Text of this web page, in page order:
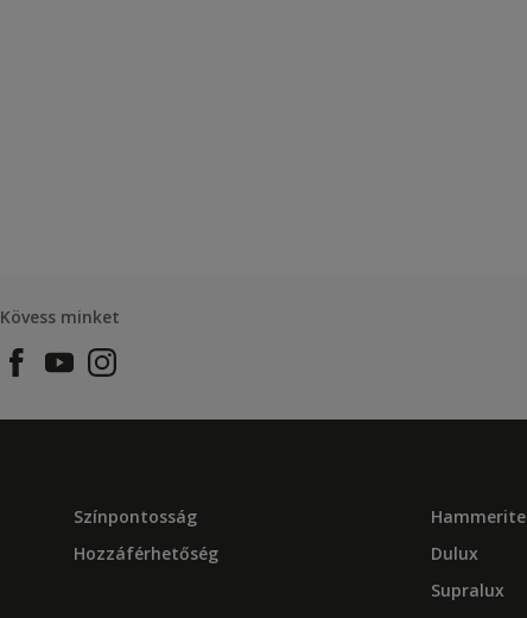
Kövess minket
Színpontosság
Hozzáférhetőség
Hammerite
Dulux
Supralux